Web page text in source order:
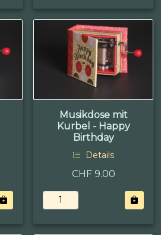
Musikdose mit
Kurbel - Happy
Birthday
Details
CHF 9.00